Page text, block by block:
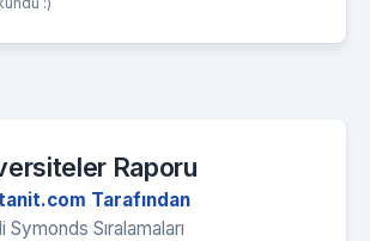
Raporu
Tarafından
Symonds Sıralamaları